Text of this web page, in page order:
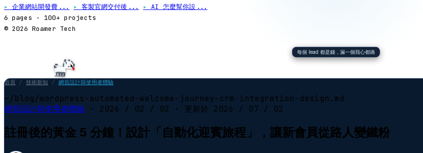
▸ 企業網站開發費... ▸ 客製官網交付後... ▸ AI 怎麼幫你設...
6 pages · 100+ projects
© 2026 Roamer Tech
每個 lead 都是錢，漏一個我心都痛
首頁 / 技術新知 / 網頁設計與使用者體驗
~/blog/wordpress-automated-welcome-journey-crm-integration-design.md
網頁設計與使用者體驗 · 2026 / 02 / 02 · 更新於 2026 / 07 / 02
註冊後的黃金 5 分鐘！設計「自動化迎賓旅程」，讓新會員從路人變鐵粉